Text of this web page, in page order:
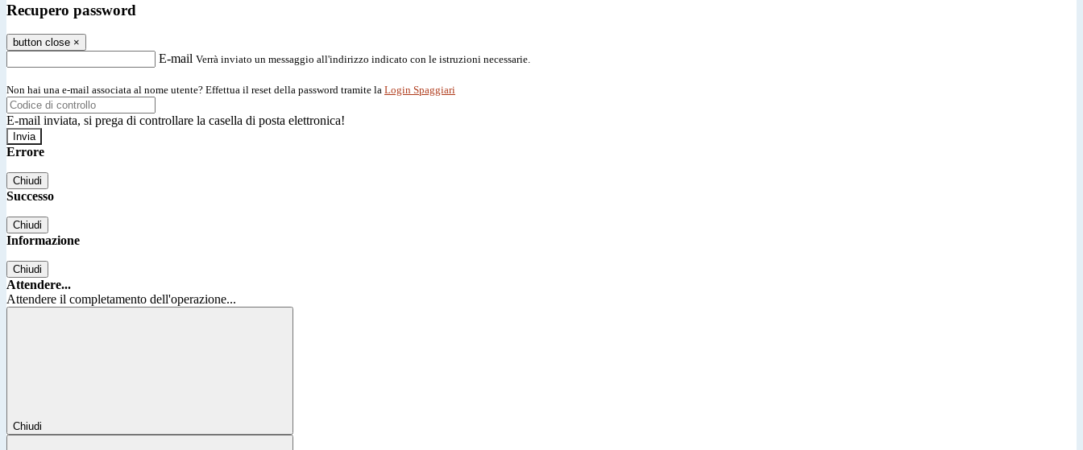
Recupero password
button close ×
E-mail Verrà inviato un messaggio all'indirizzo indicato con le istruzioni necessarie.
Non hai una e-mail associata al nome utente? Effettua il reset della password tramite la Login Spaggiari
E-mail inviata, si prega di controllare la casella di posta elettronica!
Errore
Chiudi
Successo
Chiudi
Informazione
Chiudi
Attendere...
Attendere il completamento dell'operazione...
Chiudi